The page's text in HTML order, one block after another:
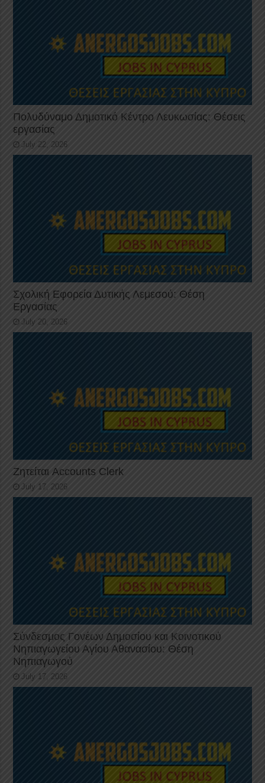
Πολυδύναμο Δημοτικό Κέντρο Λευκωσίας: Θέσεις
εργασίας
July 22, 2026
Σχολική Εφορεία Δυτικής Λεμεσού: Θέση
Εργασίας
July 20, 2026
Ζητείται Accounts Clerk
July 17, 2026
Σύνδεσμος Γονέων Δημοσίου και Κοινοτικού
Νηπιαγωγείου Αγίου Αθανασίου: Θέση
Νηπιαγωγού
July 17, 2026